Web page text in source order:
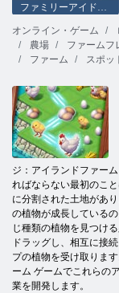
ファミリーアイドルファーム：ビルド＆ハーベスト
オンライン・ゲーム
農場
ファームフ
ファーム
スポッ
ジ：アイランドファー
ればならない最初のこ
に分割された土地があ
の植物が成長している
じ種類の植物を見つけ
ドラッグし、相互に接
プの植物を受け取りま
ーム ゲームでこれらの
業を開発します。